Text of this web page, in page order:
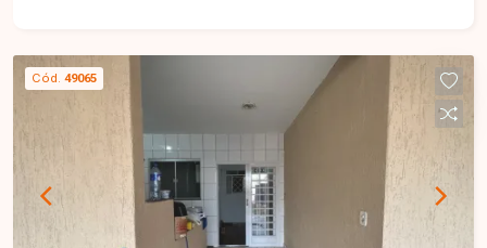
lavanderia e banheiro social, além de portão
eletrônico, oferecendo segurança e versatilidade
informações ou visita ao imóvel, entre em
contato e aproveite essa excelente oportunidade
no Planalto.
Cód. 49065